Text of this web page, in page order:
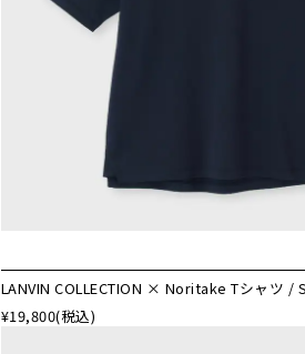
LANVIN COLLECTION × Noritake Tシャツ /
¥19,800(税込)